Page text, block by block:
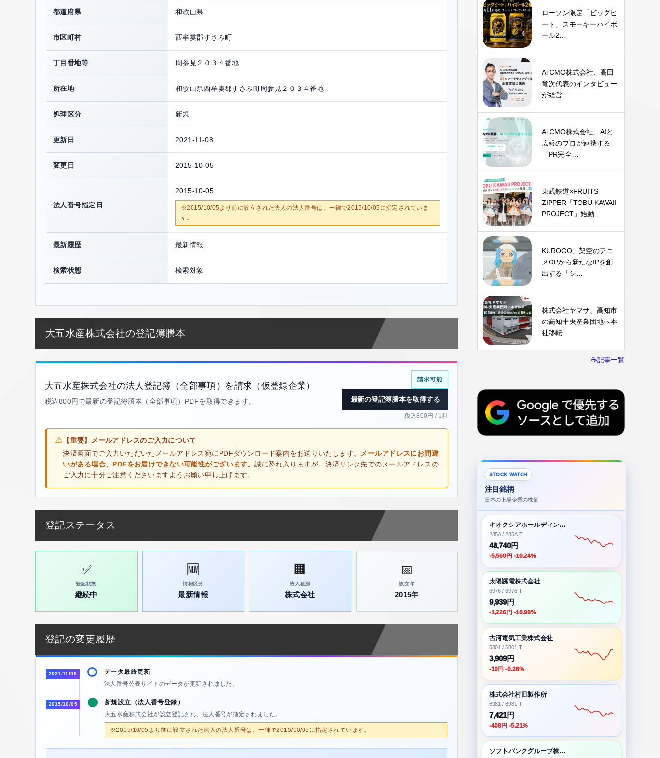
都道府県 和歌山県
市区町村 西牟婁郡すさみ町
丁目番地等 周参見２０３４番地
所在地 和歌山県西牟婁郡すさみ町周参見２０３４番地
処理区分 新規
更新日 2021-11-08
変更日 2015-10-05
法人番号指定日
2015-10-05
※2015/10/05より前に設立された法人の法人番号は、一律で2015/10/05に指定されていま
す。
最新履歴 最新情報
検索状態 検索対象
大五水産株式会社の登記簿謄本
大五水産株式会社の法人登記簿（全部事項）を請求（仮登録企業）
税込800円で最新の登記簿謄本（全部事項）PDFを取得できます。
請求可能
最新の登記簿謄本を取得する
税込800円 / 1社
⚠ 【重要】メールアドレスのご入力について
決済画面でご入力いただいたメールアドレス宛にPDFダウンロード案内をお送りいたします。 メールアドレスにお間違
いがある場合、PDFをお届けできない可能性がございます。誠に恐れ入りますが、決済リンク先でのメールアドレスの
ご入力に十分ご注意くださいますようお願い申し上げます。
登記ステータス
✅
登記状態
継続中
🆕
情報区分
最新情報
🏢
法人種別
株式会社
📅
設立年
2015年
登記の変更履歴
2021/11/08 データ最終更新
法人番号公表サイトのデータが更新されました。
2015/10/05 新規設立（法人番号登録）
大五水産株式会社が設立登記され、法人番号が指定されました。
※2015/10/05より前に設立された法人の法人番号は、一律で2015/10/05に指定されています。
ローソン限定「ビッグピ
ート」スモーキーハイボ
ール2…
Ai CMO株式会社、高田
竜次代表のインタビュー
が経営…
Ai CMO株式会社、AIと
広報のプロが連携する
「PR完全…
東武鉄道×FRUITS
ZIPPER「TOBU KAWAII
PROJECT」始動…
KUROGO、架空のアニ
メOPから新たなIPを創
出する「シ…
株式会社ヤマサ、高知市
の高知中央産業団地へ本
社移転
☕記事一覧
STOCK WATCH
注目銘柄
日本の上場企業の株価
キオクシアホールディングス株式会社
285A / 285A.T
48,740円
-5,560円 -10.24%
太陽誘電株式会社
6976 / 6976.T
9,939円
-1,226円 -10.98%
古河電気工業株式会社
5801 / 5801.T
3,909円
-10円 -0.26%
株式会社村田製作所
6981 / 6981.T
7,421円
-408円 -5.21%
ソフトバンクグループ株式会社